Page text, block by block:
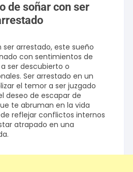
de soñar con ser
arrestado, este sueño
con sentimientos de
ser descubierto o
Ser arrestado en un
el temor a ser juzgado
deseo de escapar de
te abruman en la vida
reflejar conflictos internos
atrapado en una